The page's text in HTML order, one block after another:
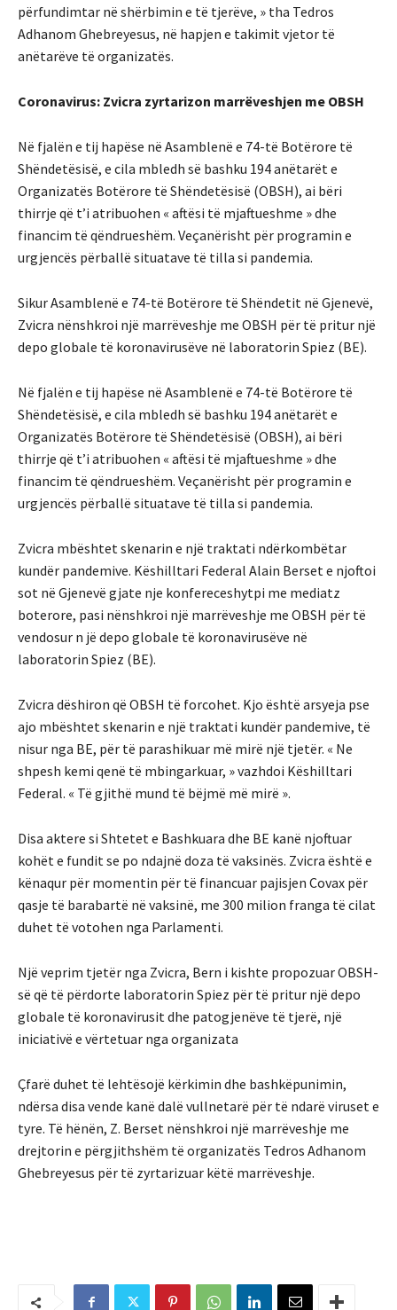
përfundimtar në shërbimin e të tjerëve, » tha Tedros
Adhanom Ghebreyesus, në hapjen e takimit vjetor të
anëtarëve të organizatës.
Coronavirus: Zvicra zyrtarizon marrëveshjen me OBSH
Në fjalën e tij hapëse në Asamblenë e 74-të Botërore të
Shëndetësisë, e cila mbledh së bashku 194 anëtarët e
Organizatës Botërore të Shëndetësisë (OBSH), ai bëri
thirrje që t’i atribuohen « aftësi të mjaftueshme » dhe
financim të qëndrueshëm. Veçanërisht për programin e
urgjencës përballë situatave të tilla si pandemia.
Sikur Asamblenë e 74-të Botërore të Shëndetit në Gjenevë,
Zvicra nënshkroi një marrëveshje me OBSH për të pritur një
depo globale të koronavirusëve në laboratorin Spiez (BE).
Në fjalën e tij hapëse në Asamblenë e 74-të Botërore të
Shëndetësisë, e cila mbledh së bashku 194 anëtarët e
Organizatës Botërore të Shëndetësisë (OBSH), ai bëri
thirrje që t’i atribuohen « aftësi të mjaftueshme » dhe
financim të qëndrueshëm. Veçanërisht për programin e
urgjencës përballë situatave të tilla si pandemia.
Zvicra mbështet skenarin e një traktati ndërkombëtar
kundër pandemive. Këshilltari Federal Alain Berset e njoftoi
sot në Gjenevë gjate nje konfereceshytpi me mediatz
boterore, pasi nënshkroi një marrëveshje me OBSH për të
vendosur n jë depo globale të koronavirusëve në
laboratorin Spiez (BE).
Zvicra dëshiron që OBSH të forcohet. Kjo është arsyeja pse
ajo mbështet skenarin e një traktati kundër pandemive, të
nisur nga BE, për të parashikuar më mirë një tjetër. « Ne
shpesh kemi qenë të mbingarkuar, » vazhdoi Këshilltari
Federal. « Të gjithë mund të bëjmë më mirë ».
Disa aktere si Shtetet e Bashkuara dhe BE kanë njoftuar
kohët e fundit se po ndajnë doza të vaksinës. Zvicra është e
kënaqur për momentin për të financuar pajisjen Covax për
qasje të barabartë në vaksinë, me 300 milion franga të cilat
duhet të votohen nga Parlamenti.
Një veprim tjetër nga Zvicra, Bern i kishte propozuar OBSH-
së që të përdorte laboratorin Spiez për të pritur një depo
globale të koronavirusit dhe patogjenëve të tjerë, një
iniciativë e vërtetuar nga organizata
Çfarë duhet të lehtësojë kërkimin dhe bashkëpunimin,
ndërsa disa vende kanë dalë vullnetarë për të ndarë viruset e
tyre. Të hënën, Z. Berset nënshkroi një marrëveshje me
drejtorin e përgjithshëm të organizatës Tedros Adhanom
Ghebreyesus për të zyrtarizuar këtë marrëveshje.